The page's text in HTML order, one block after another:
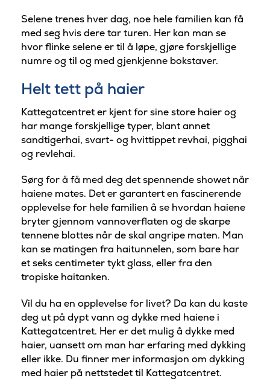
Selene trenes hver dag, noe hele familien kan få
med seg hvis dere tar turen. Her kan man se
hvor flinke selene er til å løpe, gjøre forskjellige
numre og til og med gjenkjenne bokstaver.
Helt tett på haier
Kattegatcentret er kjent for sine store haier og
har mange forskjellige typer, blant annet
sandtigerhai, svart- og hvittippet revhai, pigghai
og revlehai.
Sørg for å få med deg det spennende showet når
haiene mates. Det er garantert en fascinerende
opplevelse for hele familien å se hvordan haiene
bryter gjennom vannoverflaten og de skarpe
tennene blottes når de skal angripe maten. Man
kan se matingen fra haitunnelen, som bare har
et seks centimeter tykt glass, eller fra den
tropiske haitanken.
Vil du ha en opplevelse for livet? Da kan du kaste
deg ut på dypt vann og dykke med haiene i
Kattegatcentret. Her er det mulig å dykke med
haier, uansett om man har erfaring med dykking
eller ikke. Du finner mer informasjon om dykking
med haier på nettstedet til Kattegatcentret.